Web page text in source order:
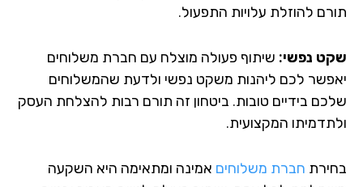
להוזלת עלויות התפעול.
נפשי:שיתוף פעולה מוצלח עם חברת משלוחים
לכם ליהנות משקט נפשי ולדעת שהמשלוחים
בידיים טובות. ביטחון זה תורם רבות להצלחת העסק
המקצועית.
חברת משלוחיםאמינה ומתאימה היא השקעה